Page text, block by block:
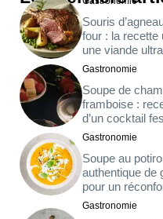
Souris
four : la recette
une viande
Gastronomie
Soupe de
framboise :
d’un cocktail
Gastronomie
Soupe au
authentique de
pour un
Gastronomie